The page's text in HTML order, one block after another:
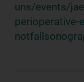
uns/events/
perioperative-